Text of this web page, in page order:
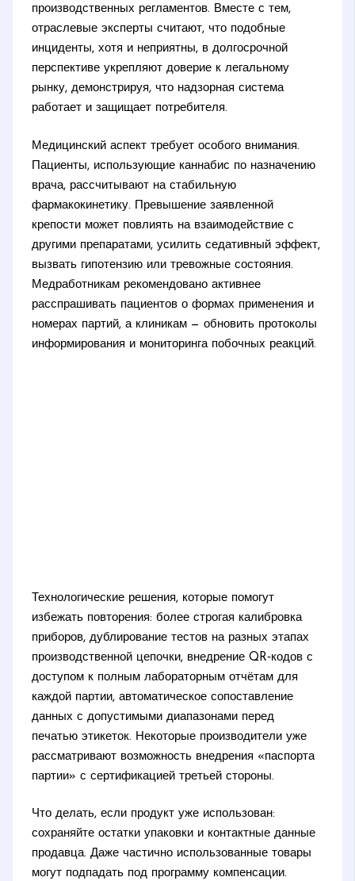
производственных регламентов. Вместе с тем,
отраслевые эксперты считают, что подобные
инциденты, хотя и неприятны, в долгосрочной
перспективе укрепляют доверие к легальному
рынку, демонстрируя, что надзорная система
работает и защищает потребителя.
Медицинский аспект требует особого внимания.
Пациенты, использующие каннабис по назначению
врача, рассчитывают на стабильную
фармакокинетику. Превышение заявленной
крепости может повлиять на взаимодействие с
другими препаратами, усилить седативный эффект,
вызвать гипотензию или тревожные состояния.
Медработникам рекомендовано активнее
расспрашивать пациентов о формах применения и
номерах партий, а клиникам — обновить протоколы
информирования и мониторинга побочных реакций.
Технологические решения, которые помогут
избежать повторения: более строгая калибровка
приборов, дублирование тестов на разных этапах
производственной цепочки, внедрение QR‑кодов с
доступом к полным лабораторным отчётам для
каждой партии, автоматическое сопоставление
данных с допустимыми диапазонами перед
печатью этикеток. Некоторые производители уже
рассматривают возможность внедрения «паспорта
партии» с сертификацией третьей стороны.
Что делать, если продукт уже использован:
сохраняйте остатки упаковки и контактные данные
продавца. Даже частично использованные товары
могут подпадать под программу компенсации.